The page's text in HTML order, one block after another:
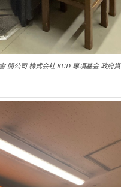
開公司 株式会社 BUD 專項基金 政府資